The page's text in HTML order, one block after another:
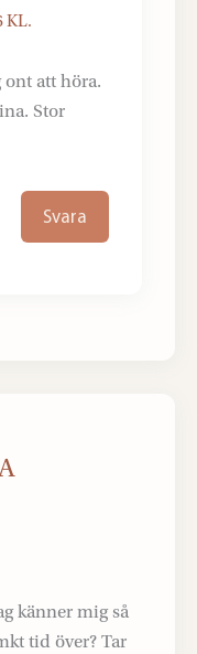
KL.
att höra.
Stor
Svara
känner mig så
tid över? Tar